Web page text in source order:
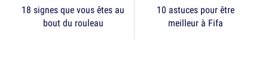
18 signes que vous êtes au
bout du rouleau
10 astuces pour être
meilleur à Fifa